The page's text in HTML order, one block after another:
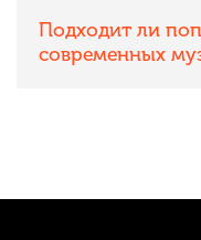
Подходит ли
современных